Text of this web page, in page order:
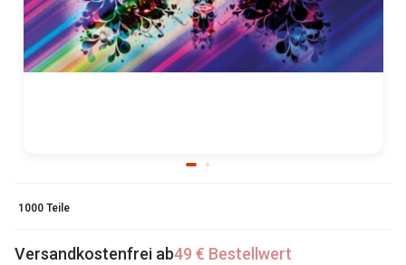
1000 Teile
Versandkostenfrei ab49 € Bestellwert